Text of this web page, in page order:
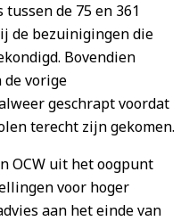
de 75 en 361
de bezuinigingen die
Bovendien
vorige
geschrapt voordat
terecht zijn gekomen.
OCW uit het oogpunt
voor hoger
aan het einde van